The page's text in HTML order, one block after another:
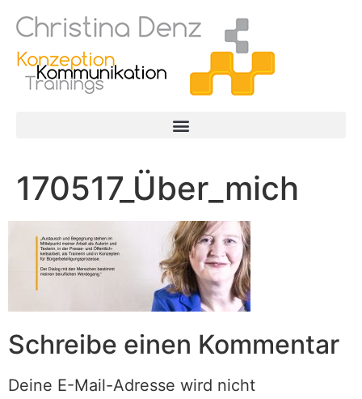
170517_Über_mich
Schreibe einen Kommentar
Deine E-Mail-Adresse wird nicht